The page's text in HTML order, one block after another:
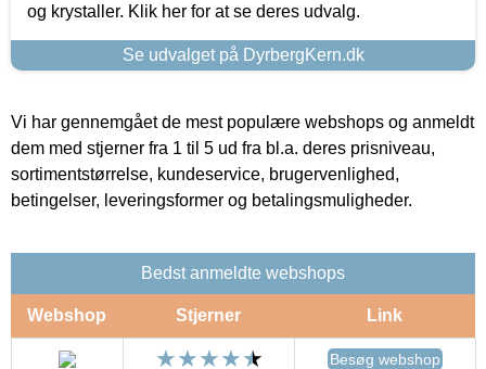
og krystaller. Klik her for at se deres udvalg.
Se udvalget på DyrbergKern.dk
Vi har gennemgået de mest populære webshops og anmeldt
dem med stjerner fra 1 til 5 ud fra bl.a. deres prisniveau,
sortimentstørrelse, kundeservice, brugervenlighed,
betingelser, leveringsformer og betalingsmuligheder.
Bedst anmeldte webshops
Webshop Stjerner Link
Besøg webshop